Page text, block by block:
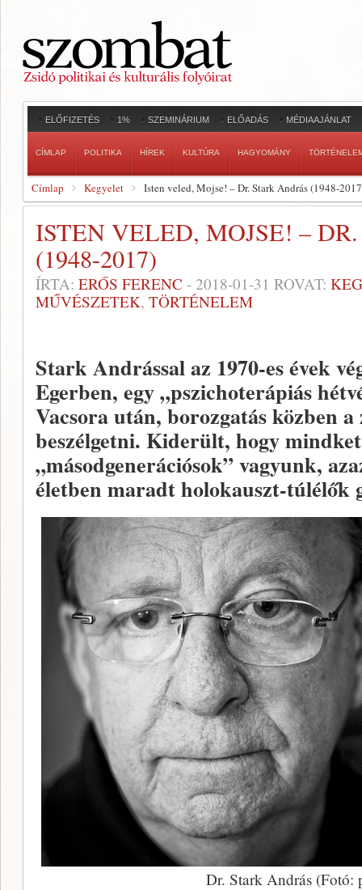
ELŐFIZETÉS 1% SZEMINÁRIUM ELŐADÁS MÉDIAAJÁNLAT
CÍMLAP POLITIKA HÍREK KULTÚRA HAGYOMÁNY
Címlap Kegyelet Isten veled, Mojse! – Dr. Stark András (1948-
ISTEN VELED, MOJSE! –
(1948-2017)
ÍRTA: ERŐS FERENC - 2018-01-31 ROVAT:
MŰVÉSZETEK, TÖRTÉNELEM
Stark Andrással az 1970-es évek
Egerben, egy „pszichoterápiás
Vacsora után, borozgatás közben
beszélgetni. Kiderült, hogy
„másodgenerációsok” vagyunk,
életben maradt holokauszt-túlélők
Dr. Stark András (Fotó: